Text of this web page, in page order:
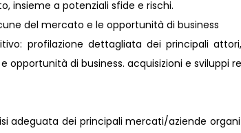
insieme a potenziali sfide e rischi.
del mercato e le opportunità di business
profilazione dettagliata dei principali
opportunità di business. acquisizioni e sviluppi
adeguata dei principali mercati/aziende